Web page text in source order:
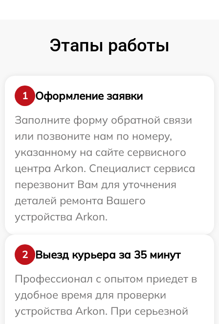
Этапы работы
1
Оформление заявки
Заполните форму обратной связи
или позвоните нам по номеру,
указанному на сайте сервисного
центра Arkon. Специалист сервиса
перезвонит Вам для уточнения
деталей ремонта Вашего
устройства Arkon.
2
Выезд курьера за 35 минут
Профессионал с опытом приедет в
удобное время для проверки
устройства Arkon. При серьезной